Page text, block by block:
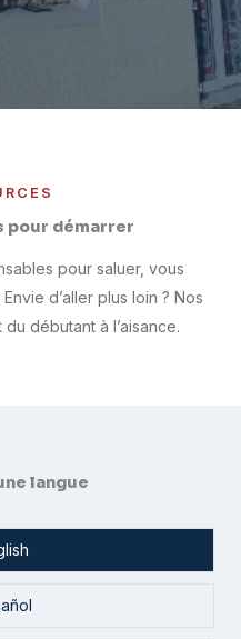
pour démarrer
pour saluer, vous
d’aller plus loin ? Nos
débutant à l’aisance.
langue